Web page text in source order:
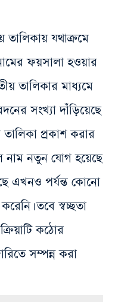
তালিকায় যথাক্রমে
ফয়সালা হওয়ার
তালিকার মাধ্যমে
সংখ্যা দাঁড়িয়েছে
প্রকাশ করার
নতুন যোগ হয়েছে
এখনও পর্যন্ত কোনো
তবে স্বচ্ছতা
কঠোর
সম্পন্ন করা